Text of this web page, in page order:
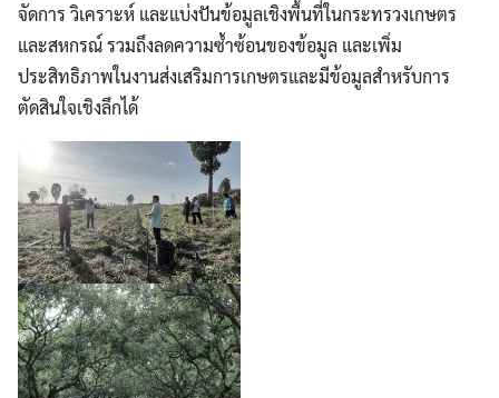
จัดการ วิเคราะห์ และแบ่งปันข้อมูลเชิงพื้นที่ในกระทรวงเกษตร
และสหกรณ์ รวมถึงลดความซ้ำซ้อนของข้อมูล และเพิ่ม
ประสิทธิภาพในงานส่งเสริมการเกษตรและมีข้อมูลสำหรับการ
ตัดสินใจเชิงลึกได้